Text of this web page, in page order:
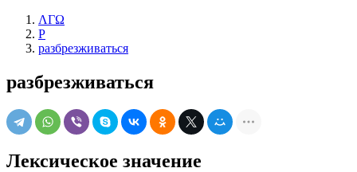
ΛΓΩ
Р
разбрезживаться
разбрезживаться
Лексическое значение